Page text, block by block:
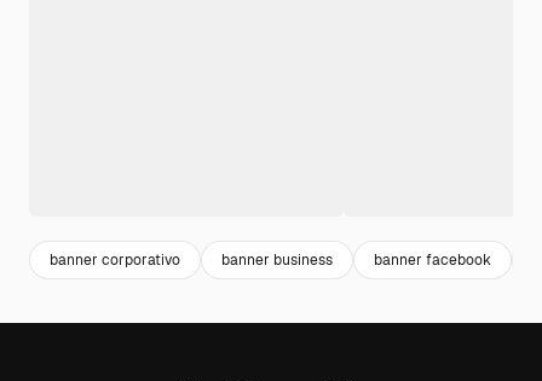
banner corporativo banner business banner facebook